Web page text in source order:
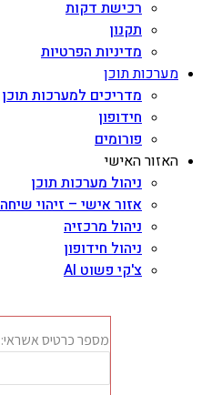
רכישת דקות
תקנון
מדיניות הפרטיות
מערכות תוכן
מדריכים למערכות תוכן
חידופון
פורומים
האזור האישי
ניהול מערכות תוכן
אזור אישי – זיהוי
ניהול מרכזיה
ניהול חידופון
צ'קי פשוט AI